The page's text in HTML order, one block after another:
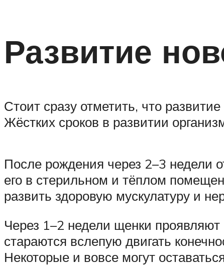
Развитие
Стоит сразу отметить, что
Жёстких сроков в развитии
После рождения через 2–3 недели
его в стерильном и тёплом
развить здоровую мускулатуру и
Через 1–2 недели щенки
стараются вслепую двигать
Некоторые и вовсе могут